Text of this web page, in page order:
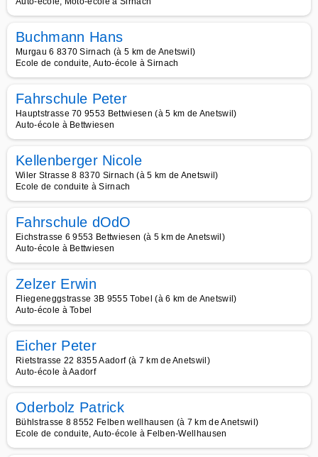
Buchmann Hans
Murgau 6 8370 Sirnach (à 5 km de Anetswil)
Ecole de conduite, Auto-école à Sirnach
Fahrschule Peter
Hauptstrasse 70 9553 Bettwiesen (à 5 km de Anetswil)
Auto-école à Bettwiesen
Kellenberger Nicole
Wiler Strasse 8 8370 Sirnach (à 5 km de Anetswil)
Ecole de conduite à Sirnach
Fahrschule dOdO
Eichstrasse 6 9553 Bettwiesen (à 5 km de Anetswil)
Auto-école à Bettwiesen
Zelzer Erwin
Fliegeneggstrasse 3B 9555 Tobel (à 6 km de Anetswil)
Auto-école à Tobel
Eicher Peter
Rietstrasse 22 8355 Aadorf (à 7 km de Anetswil)
Auto-école à Aadorf
Oderbolz Patrick
Bühlstrasse 8 8552 Felben wellhausen (à 7 km de Anetswil)
Ecole de conduite, Auto-école à Felben-Wellhausen